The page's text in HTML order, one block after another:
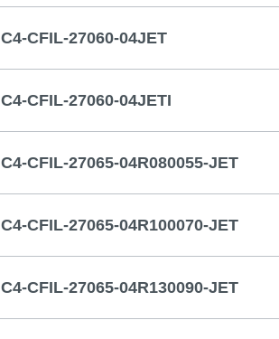
C4-CFIL-27060-04JET
C4-CFIL-27060-04JETI
C4-CFIL-27065-04R080055-JET
C4-CFIL-27065-04R100070-JET
C4-CFIL-27065-04R130090-JET